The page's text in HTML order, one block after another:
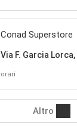
Conad Superstore
Via F. Garcia
orari
Altro